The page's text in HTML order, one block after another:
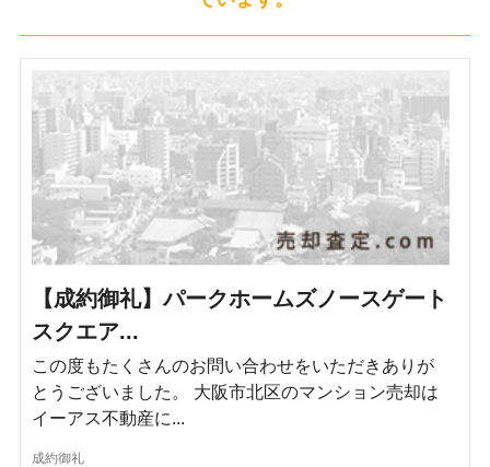
【成約御礼】パークホームズノースゲート
スクエア...
この度もたくさんのお問い合わせをいただきありが
とうございました。 大阪市北区のマンション売却は
イーアス不動産に...
成約御礼